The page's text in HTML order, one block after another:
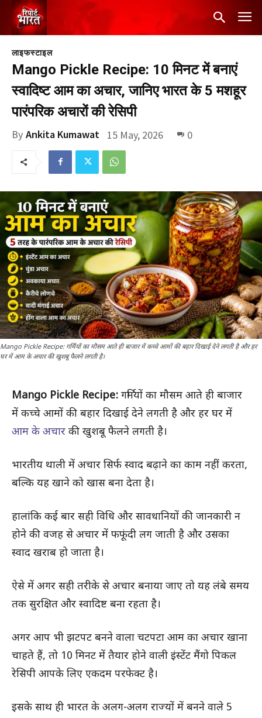
लाइफस्टाइल
Mango Pickle Recipe: 10 मिनट में बनाएं
स्वादिष्ट आम का अचार, जानिए भारत के 5 मशहूर
पारंपरिक अचारों की रेसिपी
By Ankita Kumawat 15 May, 2026 0
Mango Pickle Recipe: गर्मियों का मौसम आते ही बाजार में कच्चे आमों की बहार दिखाई देने लगती है और हर
घर में आम के अचार की खुशबू फैलने लगती है।
Mango Pickle Recipe: गर्मियों का मौसम आते ही बाजार
में कच्चे आमों की बहार दिखाई देने लगती है और हर घर में
आम के अचार की खुशबू फैलने लगती है।
भारतीय थाली में अचार सिर्फ स्वाद बढ़ाने का काम नहीं करता,
बल्कि यह खाने को खास बना देता है।
हालांकि कई बार सही विधि और सावधानियों की जानकारी न
होने की वजह से अचार में फफूंदी लग जाती है और उसका
स्वाद खराब हो जाता है।
ऐसे में अगर सही तरीके से अचार बनाया जाए तो यह लंबे समय
तक सुरक्षित और स्वादिष्ट बना रहता है।
अगर आप भी झटपट बनने वाला चटपटा आम का अचार खाना
चाहते हैं, तो 10 मिनट में तैयार होने वाली इंस्टेंट मैंगो पिकल
रेसिपी आपके लिए एकदम परफेक्ट है।
इसके साथ ही भारत के अलग-अलग राज्यों में बनने वाले 5